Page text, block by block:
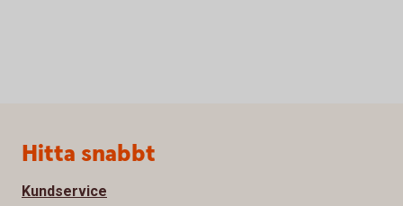
Sidfot
Hitta snabbt
Kundservice